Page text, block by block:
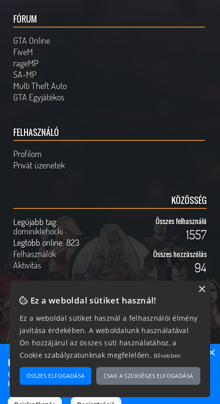
FÓRUM
GTA Online
FiveM
rageMP
SA-MP
Multi Theft Auto
GTA Egyjátékos
FELHASZNÁLÓ
Profilom
Privát üzenetek
KÖZÖSSÉG
Legújabb tag:
dominiklehocki
Legtöbb online:823
Felhasználók
Aktivitás
Összes felhasználó
1557
Összes hozzászólás
94
Online felhasználók
355 vendég, 0 tag
Kövess Minket!
2026 © Magyar GTA Közösség
hozzájárulásával és a forrás megjelölésével használhatóak fel.
Ne maradj le semmiről!
Csatlakozz most hozzánk, hogy megtudd, milyen egy igazi
közösséghez tartozni!
×
Ez a weboldal sütiket használ!
Ez a weboldal sütiket használ a felhasználói élmény
javítása érdekében. A weboldalunk használatával
Ön hozzájárul az összes süti használatához, a
Cookie szabályzatunknak megfelelően. Bővebben
ÖSSZES ELFOGADÁSA CSAK A SZÜKSÉGES ELFOGADÁSA
×